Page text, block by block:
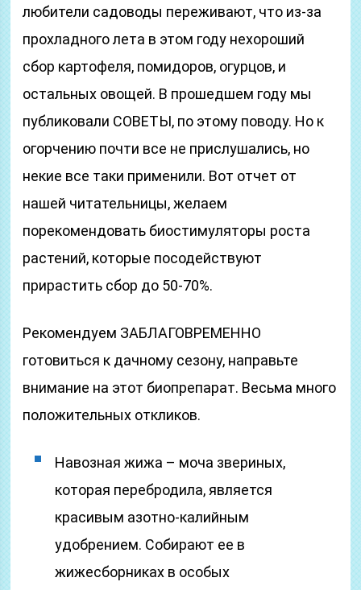
любители садоводы переживают, что из-за
прохладного лета в этом году нехороший
сбор картофеля, помидоров, огурцов, и
остальных овощей. В прошедшем году мы
публиковали СОВЕТЫ, по этому поводу. Но к
огорчению почти все не прислушались, но
некие все таки применили. Вот отчет от
нашей читательницы, желаем
порекомендовать биостимуляторы роста
растений, которые посодействуют
прирастить сбор до 50-70%.
Рекомендуем ЗАБЛАГОВРЕМЕННО
готовиться к дачному сезону, направьте
внимание на этот биопрепарат. Весьма много
положительных откликов.
Навозная жижа – моча звериных,
которая перебродила, является
красивым азотно-калийным
удобрением. Собирают ее в
жижесборниках в особых